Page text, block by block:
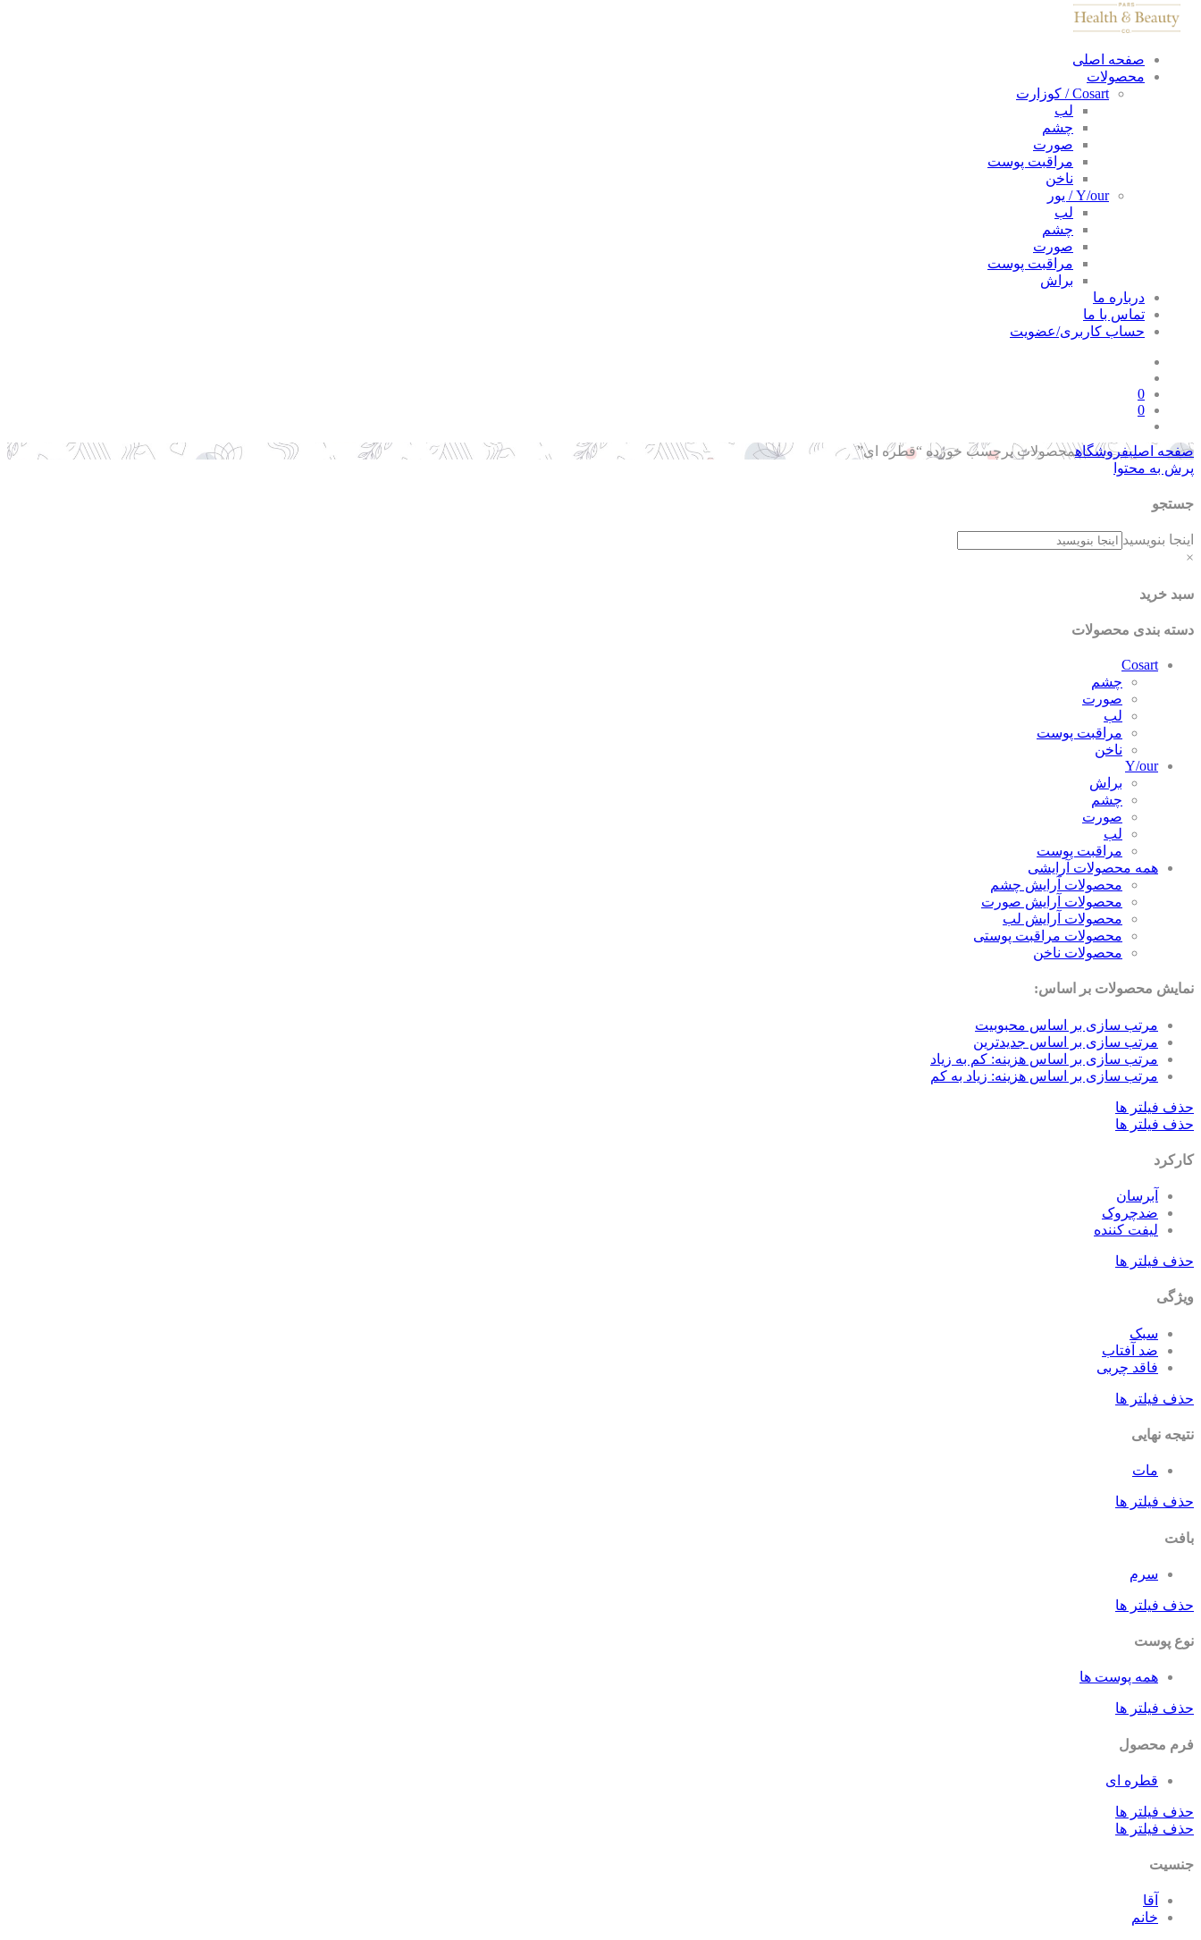
صفحه اصلی
محصولات
Cosart / کوزارت
لب
چشم
صورت
مراقبت پوست
ناخن
Y/our / یور
لب
چشم
صورت
مراقبت پوست
براش
درباره ما
تماس با ما
حساب کاربری/عضویت
0
0
صفحه اصلیفروشگاهمحصولات برچسب خورده “قطره ای”
پرش به محتوا
جستجو
اینجا بنویسید
×
سبد خرید
دسته بندی محصولات
Cosart
چشم
صورت
لب
مراقبت پوست
ناخن
Y/our
براش
چشم
صورت
لب
مراقبت پوست
همه محصولات آرایشی
محصولات آرایش چشم
محصولات آرایش صورت
محصولات آرایش لب
محصولات مراقبت پوستی
محصولات ناخن
نمایش محصولات بر اساس:
مرتب سازی بر اساس محبوبیت
مرتب سازی بر اساس جدیدترین
مرتب سازی بر اساس هزینه: کم به زیاد
مرتب سازی بر اساس هزینه: زیاد به کم
حذف فیلتر ها
حذف فیلتر ها
کارکرد
آبرسان
ضدچروک
لیفت کننده
حذف فیلتر ها
ویژگی
سبک
ضد آفتاب
فاقد چربی
حذف فیلتر ها
نتیجه نهایی
مات
حذف فیلتر ها
بافت
سرم
حذف فیلتر ها
نوع پوست
همه پوست ها
حذف فیلتر ها
فرم محصول
قطره ای
حذف فیلتر ها
حذف فیلتر ها
جنسیت
آقا
خانم